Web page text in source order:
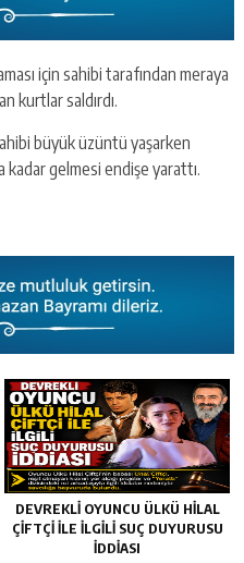
için sahibi tarafından meraya
kurtlar saldırdı.
büyük üzüntü yaşarken
kadar gelmesi endişe yarattı.
DEVREKLİ OYUNCU ÜLKÜ HİLAL
ÇİFTÇİ İLE İLGİLİ SUÇ DUYURUSU
İDDİASI